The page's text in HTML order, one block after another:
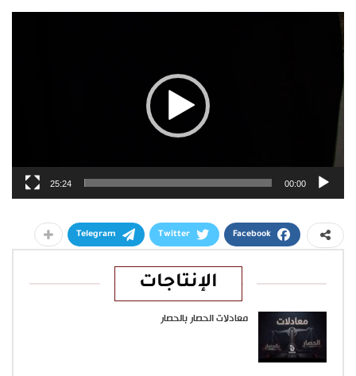
مشغل
00:00
25:24
Facebook
Twitter
Telegram
الإنتاجات
معادلات الحصار بالحصار